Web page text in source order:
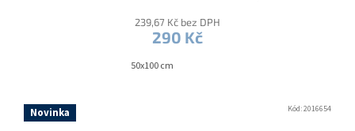
239,67 Kč bez DPH
290 Kč
50x100 cm
Novinka Kód:2016654